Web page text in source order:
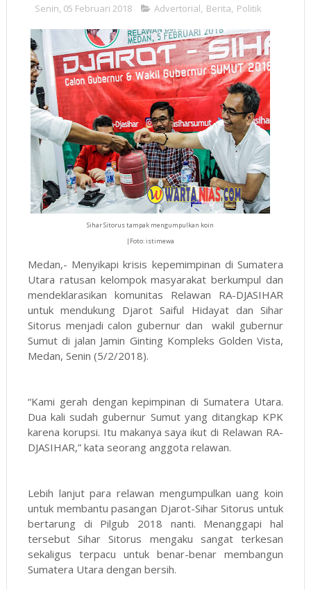
Senin, 05 Februari 2018 Advertorial, Berita, Politik
Sihar Sitorus tampak mengumpulkan koin
|Foto: istimewa
Medan,- Menyikapi krisis kepemimpinan di Sumatera
Utara ratusan kelompok masyarakat berkumpul dan
mendeklarasikan komunitas Relawan RA-DJASIHAR
untuk mendukung Djarot Saiful Hidayat dan Sihar
Sitorus menjadi calon gubernur dan wakil gubernur
Sumut di jalan Jamin Ginting Kompleks Golden Vista,
Medan, Senin (5/2/2018).
“Kami gerah dengan kepimpinan di Sumatera Utara.
Dua kali sudah gubernur Sumut yang ditangkap KPK
karena korupsi. Itu makanya saya ikut di Relawan RA-
DJASIHAR,” kata seorang anggota relawan.
Lebih lanjut para relawan mengumpulkan uang koin
untuk membantu pasangan Djarot-Sihar Sitorus untuk
bertarung di Pilgub 2018 nanti. Menanggapi hal
tersebut Sihar Sitorus mengaku sangat terkesan
sekaligus terpacu untuk benar-benar membangun
Sumatera Utara dengan bersih.